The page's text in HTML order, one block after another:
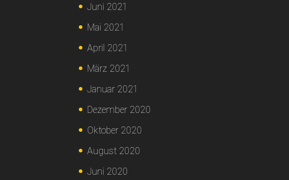
Juni 2021
Mai 2021
April 2021
März 2021
Januar 2021
Dezember 2020
Oktober 2020
August 2020
Juni 2020